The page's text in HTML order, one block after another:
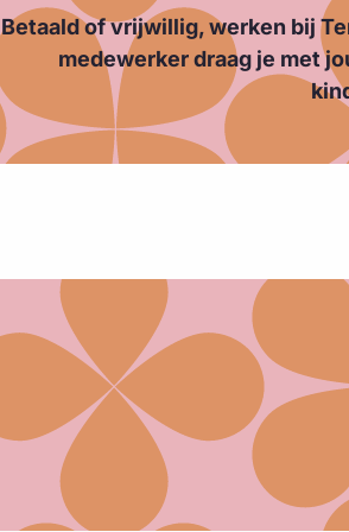
Betaald of vrijwillig, werken bij
medewerker draag je met